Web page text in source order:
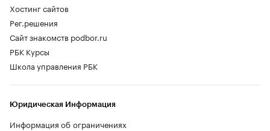
Хостинг сайтов
Рег.решения
Сайт знакомств podbor.ru
РБК Курсы
Школа управления РБК
Юридическая Информация
Информация об ограничениях